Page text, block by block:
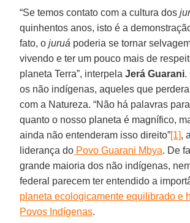
“Se temos contato com a cultura dos
quinhentos anos, isto é a
fato, ojuruá poderia se tornar
vivendo e ter um pouco mais de
planeta Terra”, interpelaJerá Guarani.
os não indígenas, aqueles que
com a Natureza. “Não há palavras
quanto o nosso planeta é magnífico,
ainda não entenderam isso direito”[1],
liderança do Povo Guarani Mbya. De
grande maioria dos não indígenas,
federal parecem ter entendido a
planeta ecologicamente equilibrado e
Povos Indígenas.